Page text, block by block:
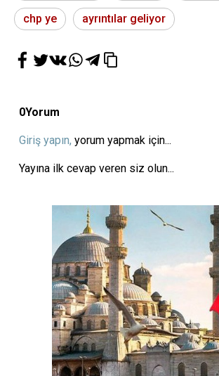
chp ye ayrıntılar geliyor
0Yorum
Giriş yapın, yorum yapmak için...
Yayına ilk cevap veren siz olun...